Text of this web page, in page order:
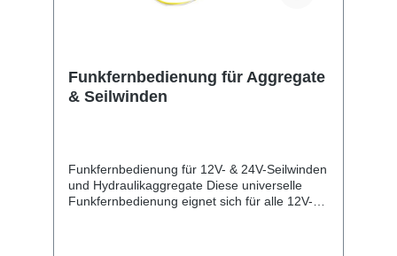
Funkfernbedienung für Aggregate
& Seilwinden
Funkfernbedienung für 12V- & 24V-Seilwinden
und Hydraulikaggregate Diese universelle
Funkfernbedienung eignet sich für alle 12V-